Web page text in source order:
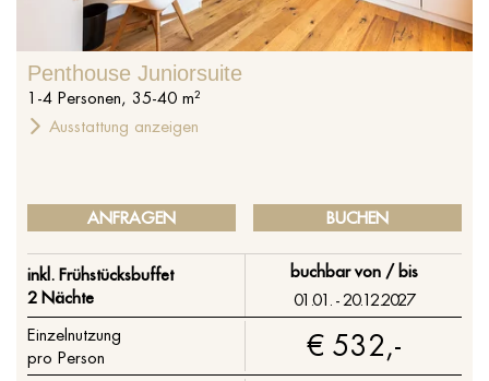
Penthouse Juniorsuite
1 -4 Personen, 35-40 m²
Ausstattung anzeigen
ANFRAGEN BUCHEN
inkl. Frühstücksbuffet
2 Nächte
buchbar von / bis
01.01. - 20.12.2027
Einzelnutzung
pro Person
€ 532,-